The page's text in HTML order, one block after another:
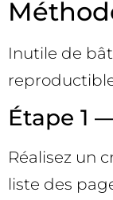
Inutile de
Étape 1
Réalisez un
liste des